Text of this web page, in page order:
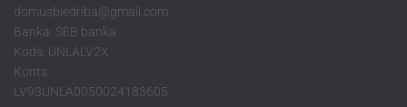
domusbiedriba@gmail.com
Banka: SEB banka
Kods: UNLALV2X
Konts:
LV93UNLA0050024183605